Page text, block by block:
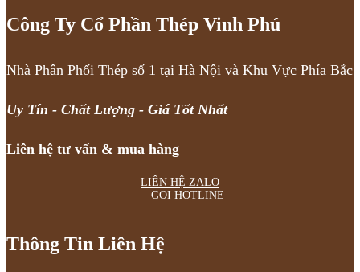
Công Ty Cổ Phần Thép Vinh Phú
Nhà Phân Phối Thép số 1 tại Hà Nội và Khu Vực Phía Bắc
Uy Tín - Chất Lượng - Giá Tốt Nhất
Liên hệ tư vấn & mua hàng
LIÊN HỆ ZALO
GỌI HOTLINE
Thông Tin Liên Hệ